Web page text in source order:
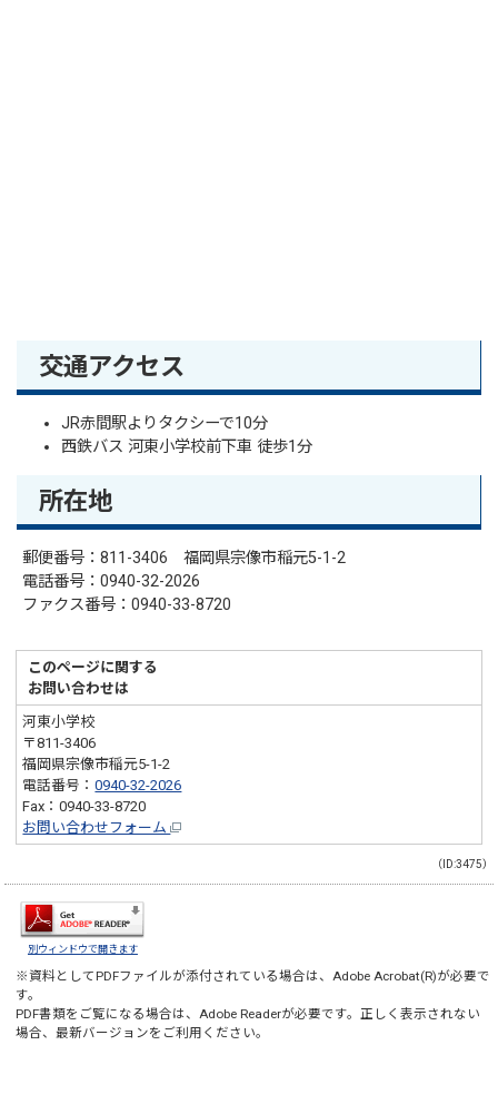
交通アクセス
JR赤間駅よりタクシーで10分
西鉄バス 河東小学校前下車 徒歩1分
所在地
郵便番号：811-3406 福岡県宗像市稲元5-1-2
電話番号：0940-32-2026
ファクス番号：0940-33-8720
このページに関する
お問い合わせは
河東小学校
〒811-3406
福岡県宗像市稲元5-1-2
電話番号：0940-32-2026
Fax：0940-33-8720
お問い合わせフォーム
（ID:3475）
別ウィンドウで開きます
※資料としてPDFファイルが添付されている場合は、 Adobe Acrobat(R)が必要で
す。
PDF書類をご覧になる場合は、 Adobe Readerが必要です。正しく表示されない
場合、最新バージョンをご利用ください。